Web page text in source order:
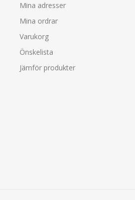
Mina adresser
Mina ordrar
Varukorg
Önskelista
Jämför produkter